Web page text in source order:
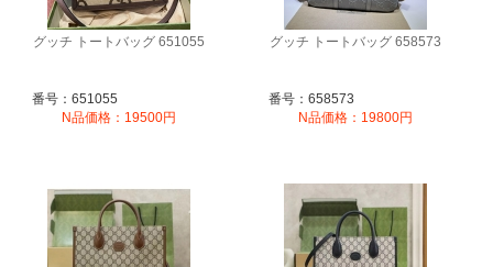
グッチ トートバッグ 651055
番号：651055
N品価格：19500円
グッチ トートバッグ 658573
番号：658573
N品価格：19800円